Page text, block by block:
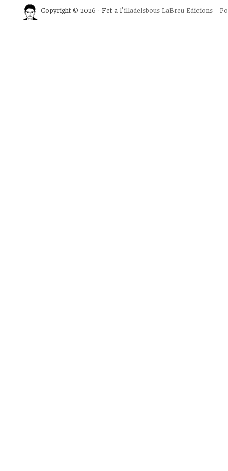
Copyright © 2026 · Fet a l'illadelsbous LaBreu Edicions -